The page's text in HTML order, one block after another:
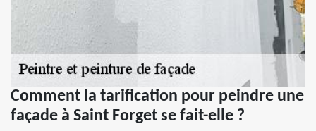
Comment la tarification pour peindre une
façade à Saint Forget se fait-elle ?